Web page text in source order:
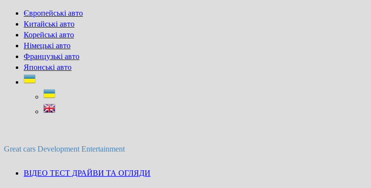
Skip
content
Європейські авто
Китайські авто
Корейські авто
Німецькі авто
Французькі авто
Японські авто
Great cars Development Entertainment
ВІДЕО ТЕСТ ДРАЙВИ ТА ОГЛЯДИ